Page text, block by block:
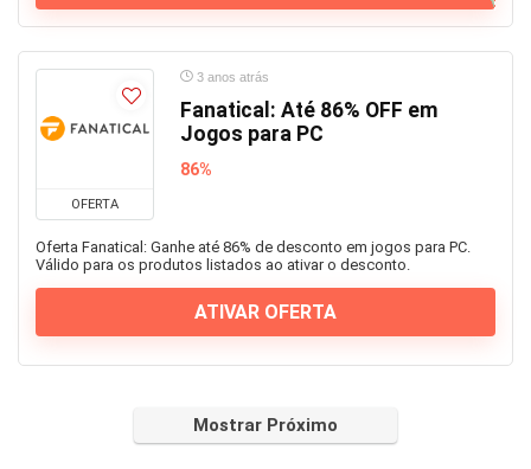
OFERTA
3 anos atrás
Fanatical: Até 86% OFF em
Jogos para PC
86%
Oferta Fanatical: Ganhe até 86% de desconto em jogos para PC.
Válido para os produtos listados ao ativar o desconto.
ATIVAR OFERTA
Mostrar Próximo